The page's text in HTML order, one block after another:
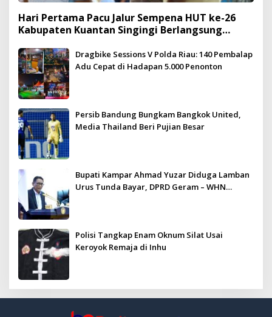
Hari Pertama Pacu Jalur Sempena HUT ke-26
Kabupaten Kuantan Singingi Berlangsung
Dragbike Sessions V Polda Riau: 140 Pembalap
Adu Cepat di Hadapan 5.000 Penonton
Persib Bandung Bungkam Bangkok United,
Media Thailand Beri Pujian Besar
Bupati Kampar Ahmad Yuzar Diduga Lamban
Urus Tunda Bayar, DPRD Geram – WHN
Polisi Tangkap Enam Oknum Silat Usai
Keroyok Remaja di Inhu